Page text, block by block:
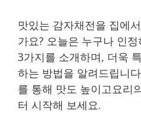
맛있는 감자채전을 집에
가요? 오늘은 누구나 인
3가지를 소개하며, 더욱
하는 방법을 알려드립니
를 통해 맛도 높이고요리
터 시작해 보세요.